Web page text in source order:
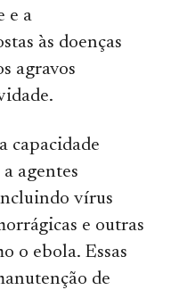
e a
às doenças
agravos
capacidade
agentes
vírus
e outras
o ebola. Essas
de